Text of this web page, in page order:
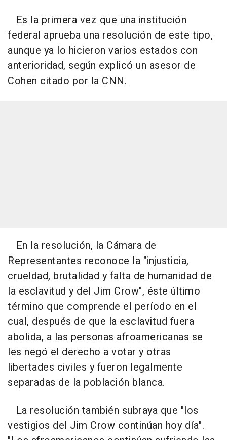
Es la primera vez que una institución
federal aprueba una resolución de este tipo,
aunque ya lo hicieron varios estados con
anterioridad, según explicó un asesor de
Cohen citado por la CNN.
En la resolución, la Cámara de
Representantes reconoce la "injusticia,
crueldad, brutalidad y falta de humanidad de
la esclavitud y del Jim Crow", éste último
término que comprende el período en el
cual, después de que la esclavitud fuera
abolida, a las personas afroamericanas se
les negó el derecho a votar y otras
libertades civiles y fueron legalmente
separadas de la población blanca.
La resolución también subraya que "los
vestigios del Jim Crow continúan hoy día".